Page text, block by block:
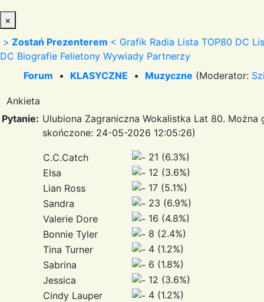
×
> Zostań Prezenterem < Grafik Radia Lista TOP80 DC
DC Biografie Felietony Wywiady Partnerzy
Forum • KLASYCZNE • Muzyczne (Moderator:
Ankieta
Pytanie: Ulubiona Zagraniczna Wokalistka Lat 80. Można
skończone: 24-05-2026 12:05:26)
C.C.Catch
21 (6.3%)
Elsa
12 (3.6%)
Lian Ross
17 (5.1%)
Sandra
23 (6.9%)
Valerie Dore
16 (4.8%)
Bonnie Tyler
8 (2.4%)
Tina Turner
4 (1.2%)
Sabrina
6 (1.8%)
Jessica
12 (3.6%)
Cindy Lauper
4 (1.2%)